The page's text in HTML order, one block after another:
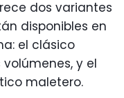
dos variantes
disponibles en
el clásico
y el
maletero.